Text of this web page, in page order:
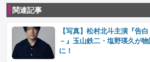
関連記事
【写真】松村北斗主演『告
－』玉山鉄二・塩野瑛久が
に！